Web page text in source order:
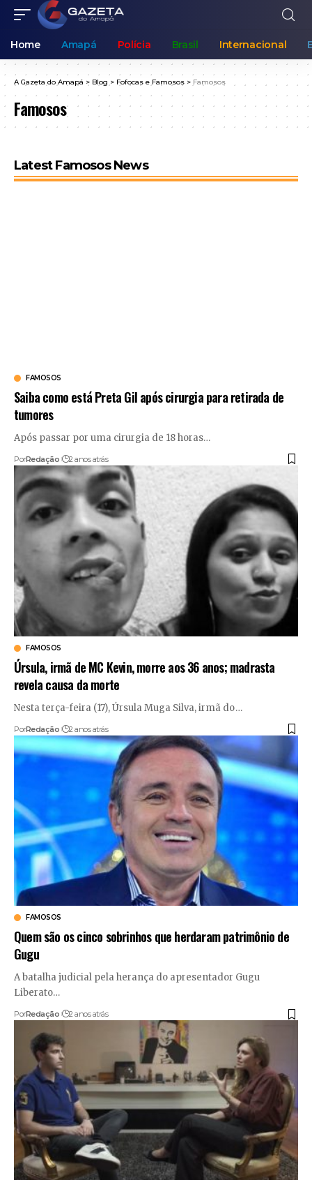
Home Amapá Polícia Brasil Internacional
A Gazeta do Amapá > Blog > Fofocas e Famosos > Famosos
Famosos
Latest Famosos News
FAMOSOS
Saiba como está Preta Gil após cirurgia para retirada de
tumores
Após passar por uma cirurgia de 18 horas…
PorRedação 2 anos atrás
FAMOSOS
Úrsula, irmã de MC Kevin, morre aos 36 anos; madrasta
revela causa da morte
Nesta terça-feira (17), Úrsula Muga Silva, irmã do…
PorRedação 2 anos atrás
FAMOSOS
Quem são os cinco sobrinhos que herdaram patrimônio de
Gugu
A batalha judicial pela herança do apresentador Gugu
Liberato…
PorRedação 2 anos atrás